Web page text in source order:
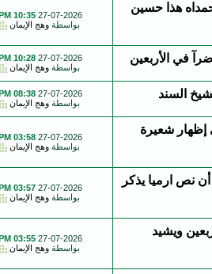
هذا حسين
27-07-2026
10:35 PM
بواسطة وهج الإيمان
في الأربعين 27-07-2026
10:28 PM
بواسطة وهج الإيمان
السند 27-07-2026
08:38 PM
بواسطة وهج الإيمان
إظهار شعيرة
27-07-2026
03:58 PM
بواسطة وهج الإيمان
نص ارميا يذكر
27-07-2026
03:57 PM
بواسطة وهج الإيمان
ويشيد
27-07-2026
03:55 PM
بواسطة وهج الإيمان